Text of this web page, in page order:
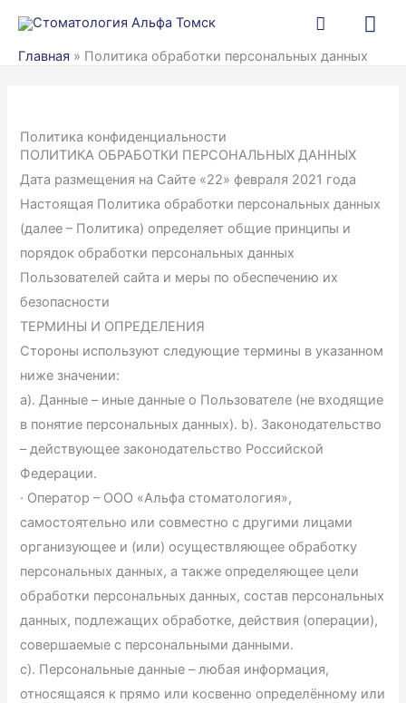
содержимому
Главная » Политика обработки персональных данных
Политика конфиденциальности
ПОЛИТИКА ОБРАБОТКИ ПЕРСОНАЛЬНЫХ ДАННЫХ
Дата размещения на Сайте «22» февраля 2021 года
Настоящая Политика обработки персональных данных
(далее – Политика) определяет общие принципы и
порядок обработки персональных данных
Пользователей сайта и меры по обеспечению их
безопасности
ТЕРМИНЫ И ОПРЕДЕЛЕНИЯ
Стороны используют следующие термины в указанном
ниже значении:
a). Данные – иные данные о Пользователе (не входящие
в понятие персональных данных). b). Законодательство
– действующее законодательство Российской
Федерации.
· Оператор – ООО «Альфа стоматология»,
самостоятельно или совместно с другими лицами
организующее и (или) осуществляющее обработку
персональных данных, а также определяющее цели
обработки персональных данных, состав персональных
данных, подлежащих обработке, действия (операции),
совершаемые с персональными данными.
c). Персональные данные – любая информация,
относящаяся к прямо или косвенно определённому или